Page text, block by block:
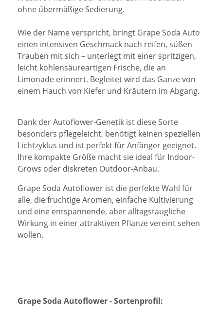
ohne übermäßige Sedierung.
Wie der Name verspricht, bringt Grape Soda Auto
einen intensiven Geschmack nach reifen, süßen
Trauben mit sich – unterlegt mit einer spritzigen,
leicht kohlensäureartigen Frische, die an
Limonade erinnert. Begleitet wird das Ganze von
einem Hauch von Kiefer und Kräutern im Abgang.
Dank der Autoflower-Genetik ist diese Sorte
besonders pflegeleicht, benötigt keinen speziellen
Lichtzyklus und ist perfekt für Anfänger geeignet.
Ihre kompakte Größe macht sie ideal für Indoor-
Grows oder diskreten Outdoor-Anbau.
Grape Soda Autoflower ist die perfekte Wahl für
alle, die fruchtige Aromen, einfache Kultivierung
und eine entspannende, aber alltagstaugliche
Wirkung in einer attraktiven Pflanze vereint sehen
wollen.
Grape Soda Autoflower - Sortenprofil: